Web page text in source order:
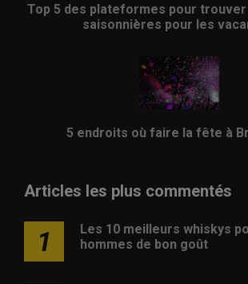
Top 5 des plateformes pour
saisonnières pour les
5 endroits où faire la fête à
Articles les plus commentés
1
Les 10 meilleurs whiskys
hommes de bon goût